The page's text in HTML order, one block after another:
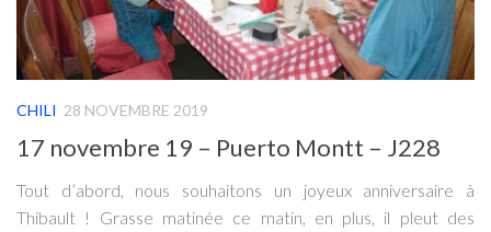
CHILI 28 NOVEMBRE 2019
17 novembre 19 – Puerto Montt – J228
Tout d’abord, nous souhaitons un joyeux anniversaire à
Thibault ! Grasse matinée ce matin, en plus, il pleut des